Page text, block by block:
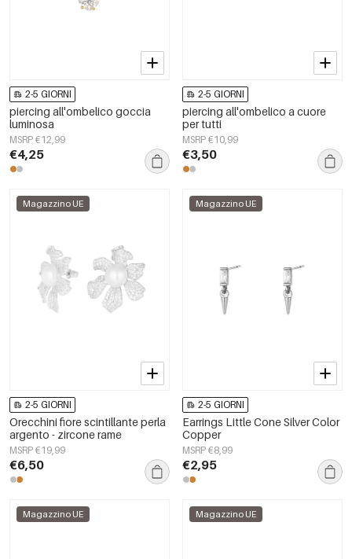
2-5 GIORNI
piercing all'ombelico goccia
luminosa
MSRP €12,99
€4,25
2-5 GIORNI
piercing all'ombelico a cuore
per tutti
MSRP €10,99
€3,50
Magazzino UE
2-5 GIORNI
Orecchini fiore scintillante perla
argento - zircone rame
MSRP €19,99
€6,50
Magazzino UE
2-5 GIORNI
Earrings Little Cone Silver Color
Copper
MSRP €8,99
€2,95
Magazzino UE Magazzino UE